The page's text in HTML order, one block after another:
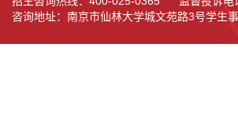
咨询地址：南京市仙林大学城文苑路3号学生